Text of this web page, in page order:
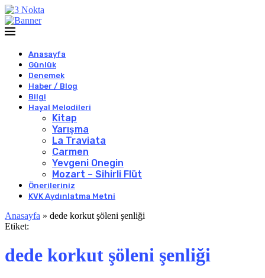
Anasayfa
Günlük
Denemek
Haber / Blog
Bilgi
Hayal Melodileri
Kitap
Yarışma
La Traviata
Carmen
Yevgeni Onegin
Mozart – Sihirli Flüt
Önerileriniz
KVK Aydınlatma Metni
Anasayfa » dede korkut şöleni şenliği
Etiket:
dede korkut şöleni şenliği